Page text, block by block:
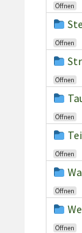
Öffnen
Öffnen
Öffnen
Öffnen
Öffnen
Öffnen
Öffnen